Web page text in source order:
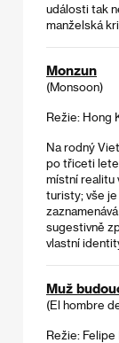
události tak
manželská
Monzun
(Monsoon)
Režie: Hong
Na rodný
po třiceti
místní realitu
turisty; vše je
sugestivně
vlastní
Muž
(El hombre
Režie: